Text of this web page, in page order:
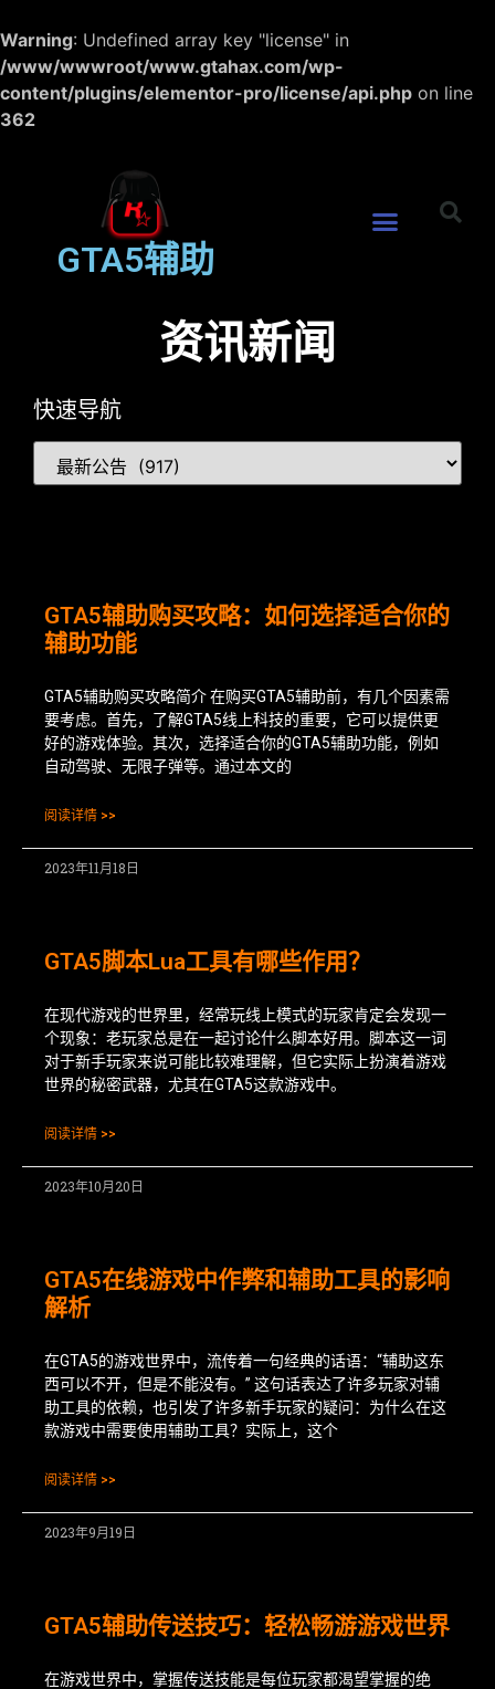
Warning: Undefined array key "license" in
/www/wwwroot/www.gtahax.com/wp-
content/plugins/elementor-pro/license/api.php on line
362
GTA5辅助
资讯新闻
快速导航
GTA5辅助购买攻略：如何选择适合你的
辅助功能
GTA5辅助购买攻略简介 在购买GTA5辅助前，有几个因素需
要考虑。首先，了解GTA5线上科技的重要，它可以提供更
好的游戏体验。其次，选择适合你的GTA5辅助功能，例如
自动驾驶、无限子弹等。通过本文的
阅读详情 >>
2023年11月18日
GTA5脚本Lua工具有哪些作用？
在现代游戏的世界里，经常玩线上模式的玩家肯定会发现一
个现象：老玩家总是在一起讨论什么脚本好用。脚本这一词
对于新手玩家来说可能比较难理解，但它实际上扮演着游戏
世界的秘密武器，尤其在GTA5这款游戏中。
阅读详情 >>
2023年10月20日
GTA5在线游戏中作弊和辅助工具的影响
解析
在GTA5的游戏世界中，流传着一句经典的话语：“辅助这东
西可以不开，但是不能没有。” 这句话表达了许多玩家对辅
助工具的依赖，也引发了许多新手玩家的疑问：为什么在这
款游戏中需要使用辅助工具？实际上，这个
阅读详情 >>
2023年9月19日
GTA5辅助传送技巧：轻松畅游游戏世界
在游戏世界中，掌握传送技能是每位玩家都渴望掌握的绝